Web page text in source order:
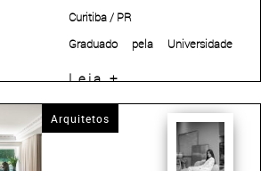
Curitiba / PR
Graduado pela Universidade
Federal do Paraná em 1998,
em Projeto de Arquitetura na
Cidade Contemporânea
Leia +
Arquitetos